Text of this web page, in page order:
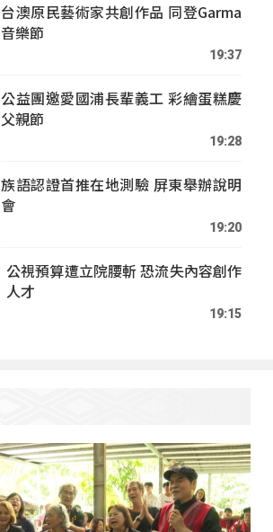
台澳原民藝術家共創作品 同登Garma
音樂節
19:37
公益團邀愛國浦長輩義工 彩繪蛋糕慶
父親節
19:28
族語認證首推在地測驗 屏東舉辦說明
會
19:20
公視預算遭立院腰斬 恐流失內容創作
人才
19:15